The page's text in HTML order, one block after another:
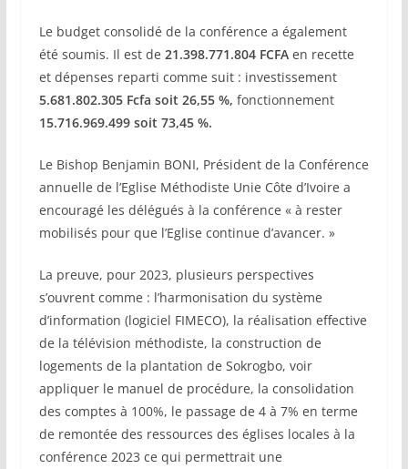
Le budget consolidé de la conférence a également
été soumis. Il est de 21.398.771.804 FCFAen recette
et dépenses reparti comme suit : investissement
5.681.802.305 Fcfa soit 26,55 %, fonctionnement
15.716.969.499 soit 73,45 %.
Le Bishop Benjamin BONI, Président de la Conférence
annuelle de l’Eglise Méthodiste Unie Côte d’Ivoire a
encouragé les délégués à la conférence « à rester
mobilisés pour que l’Eglise continue d’avancer. »
La preuve, pour 2023, plusieurs perspectives
s’ouvrent comme : l’harmonisation du système
d’information (logiciel FIMECO), la réalisation effective
de la télévision méthodiste, la construction de
logements de la plantation de Sokrogbo, voir
appliquer le manuel de procédure, la consolidation
des comptes à 100%, le passage de 4 à 7% en terme
de remontée des ressources des églises locales à la
conférence 2023 ce qui permettrait une